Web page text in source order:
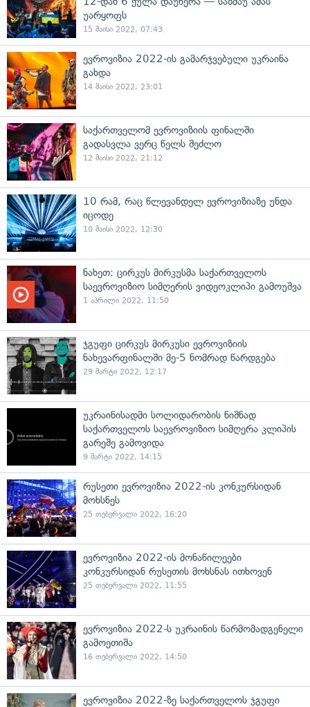
უარყოფს
15 მაისი 2022, 07:43
ევროვიზია 2022-ის გამარჯვებული უკრაინა
გახდა
14 მაისი 2022, 23:01
საქართველომ ევროვიზიის ფინალში
გადასვლა ვერც წელს შეძლო
12 მაისი 2022, 21:12
10 რამ, რაც წლევანდელ ევროვიზიაზე უნდა
იცოდე
10 მაისი 2022, 12:30
ნახეთ: ცირკუს მირკუსმა საქართველოს
საევროვიზიო სიმღერის ვიდეოკლიპი გამოუშვა
1 აპრილი 2022, 11:50
ჯგუფი ცირკუს მირკუსი ევროვიზიის
ნახევარფინალში მე-5 ნომრად წარდგება
29 მარტი 2022, 12:17
უკრაინისადმი სოლიდარობის ნიშნად
საქართველოს საევროვიზიო სიმღერა კლიპის
გარეშე გამოვიდა
9 მარტი 2022, 14:15
რუსეთი ევროვიზია 2022-ის კონკურსიდან
მოხსნეს
25 თებერვალი 2022, 16:20
ევროვიზია 2022-ის მონაწილეები
კონკურსიდან რუსეთის მოხსნას ითხოვენ
25 თებერვალი 2022, 11:55
ევროვიზია 2022-ს უკრაინის წარმომადგენელი
გამოეთიშა
16 თებერვალი 2022, 14:50
ევროვიზია 2022-ზე საქართველოს ჯგუფი